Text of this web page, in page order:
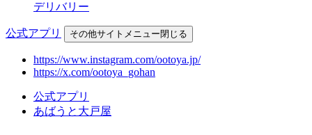
デリバリー
公式アプリ その他サイトメニュー閉じる
https://www.instagram.com/ootoya.jp/
https://x.com/ootoya_gohan
公式アプリ
あばうと大戸屋